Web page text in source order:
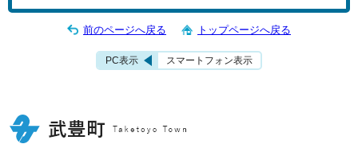
前のページへ戻る トップページへ戻る
PC表示 スマートフォン表示